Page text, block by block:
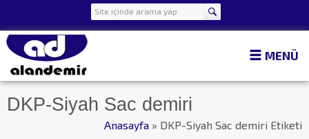
MENÜ
DKP-Siyah Sac demiri
Anasayfa » DKP-Siyah Sac demiri Etiketi